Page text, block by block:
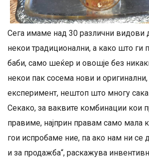
Сега имаме над 30 различни видови
некои традиционални, а како што ги
баби, само шеќер и овошје без
некои пак сосема нови и
експеримент, нештоп што многу
Секако, за ваквите комбинации кои
правиме, најприн правам само мала
гои испробаме ние, па ако нам ни се
и за продажба“, раскажува